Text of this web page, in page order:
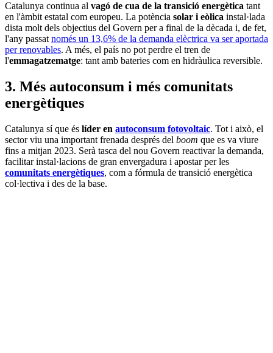
Catalunya continua al vagó de cua de la transició energètica tant
en l'àmbit estatal com europeu. La potència solar i eòlica instal·lada
dista molt dels objectius del Govern per a final de la dècada i, de fet,
l'any passat només un 13,6% de la demanda elèctrica va ser aportada
per renovables. A més, el país no pot perdre el tren de
l'emmagatzematge: tant amb bateries com en hidràulica reversible.
3. Més autoconsum i més comunitats
energètiques
Catalunya sí que és líder en autoconsum fotovoltaic. Tot i això, el
sector viu una important frenada després del boom que es va viure
fins a mitjan 2023. Serà tasca del nou Govern reactivar la demanda,
facilitar instal·lacions de gran envergadura i apostar per les
comunitats energètiques, com a fórmula de transició energètica
col·lectiva i des de la base.